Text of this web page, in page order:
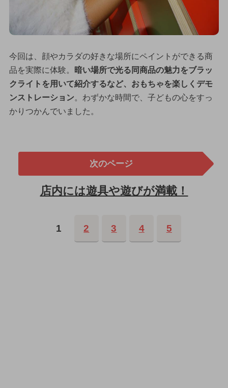
今回は、顔やカラダの好きな場所にペイントができる商
品を実際に体験。 暗い場所で光る同商品の魅力をブラッ
クライトを用いて紹介するなど、おもちゃを楽しくデモ
ンストレーション。わずかな時間で、子どもの心をすっ
かりつかんでいました。
次のページ
店内には遊具や遊びが満載！
1 2 3 4 5